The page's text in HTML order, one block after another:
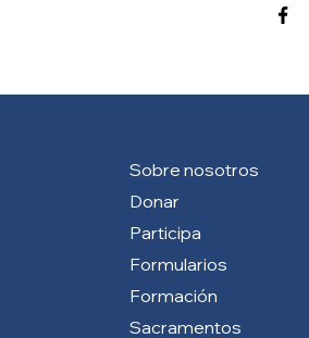
Sobre nosotros
Donar
Participa
Formularios
Formación
Sacramentos